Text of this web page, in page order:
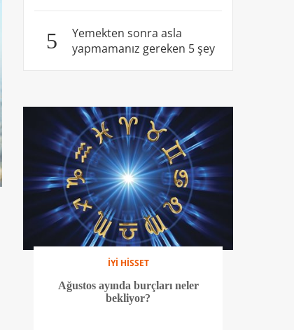
5
Yemekten sonra asla
yapmamanız gereken 5 şey
İYİ HİSSET
Ağustos ayında burçları neler
bekliyor?